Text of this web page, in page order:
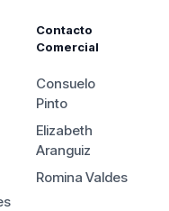
Contacto
Comercial
Consuelo
Pinto
Elizabeth
Aranguiz
Romina Valdes